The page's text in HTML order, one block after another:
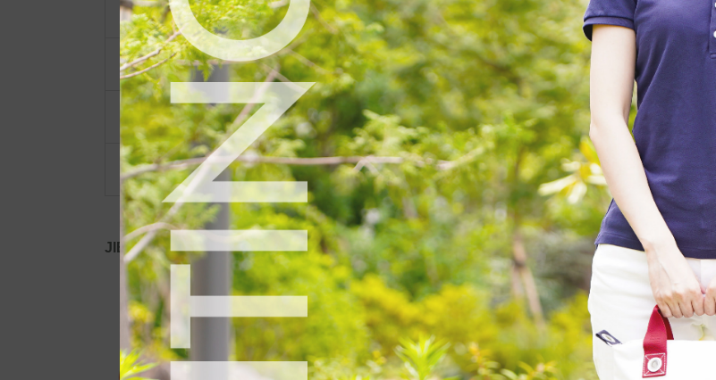
ポーチ・ポシェット
小物類
限定品・限定カラー
その他
JIB公式SNS